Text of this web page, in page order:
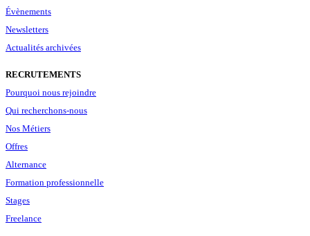
Évènements
Newsletters
Actualités archivées
RECRUTEMENTS
Pourquoi nous rejoindre
Qui recherchons-nous
Nos Métiers
Offres
Alternance
Formation professionnelle
Stages
Freelance